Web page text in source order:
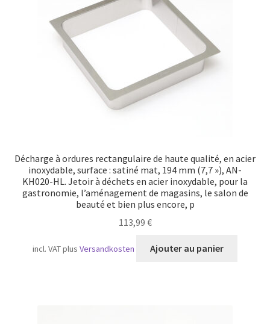
Transport maritime
Décharge à ordures rectangulaire de haute qualité, en acier
inoxydable, surface : satiné mat, 194 mm (7,7 »), AN-
KH020-HL. Jetoir à déchets en acier inoxydable, pour la
gastronomie, l’aménagement de magasins, le salon de
beauté et bien plus encore, p
113,99 €
incl. VATplusVersandkosten Ajouter au panier